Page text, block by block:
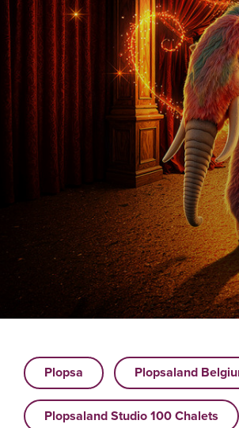
Plopsa Plopsaland
Plopsaland Studio 100 Chalets